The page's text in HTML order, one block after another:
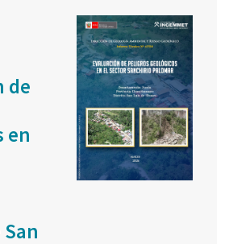
de
en